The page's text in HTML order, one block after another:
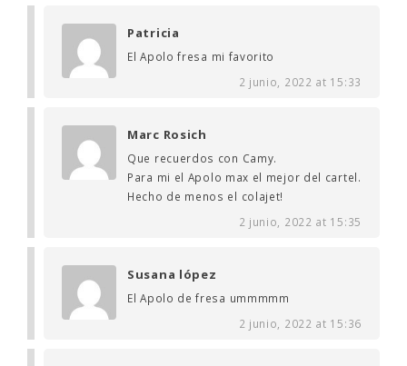
Patricia
El Apolo fresa mi favorito
2 junio, 2022 at 15:33
Marc Rosich
Que recuerdos con Camy.
Para mi el Apolo max el mejor del cartel.
Hecho de menos el colajet!
2 junio, 2022 at 15:35
Susana lópez
El Apolo de fresa ummmmm
2 junio, 2022 at 15:36